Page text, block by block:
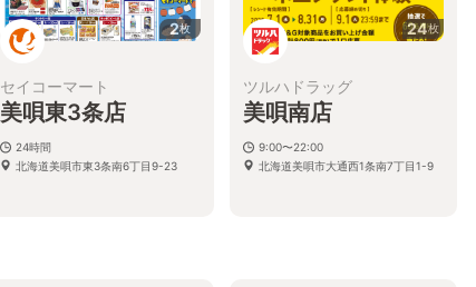
2枚
セイコーマート
美唄東3条店
24時間
北海道美唄市東3条南6丁目9-23
24枚
ツルハドラッグ
美唄南店
9:00〜22:00
北海道美唄市大通西1条南7丁目1-9